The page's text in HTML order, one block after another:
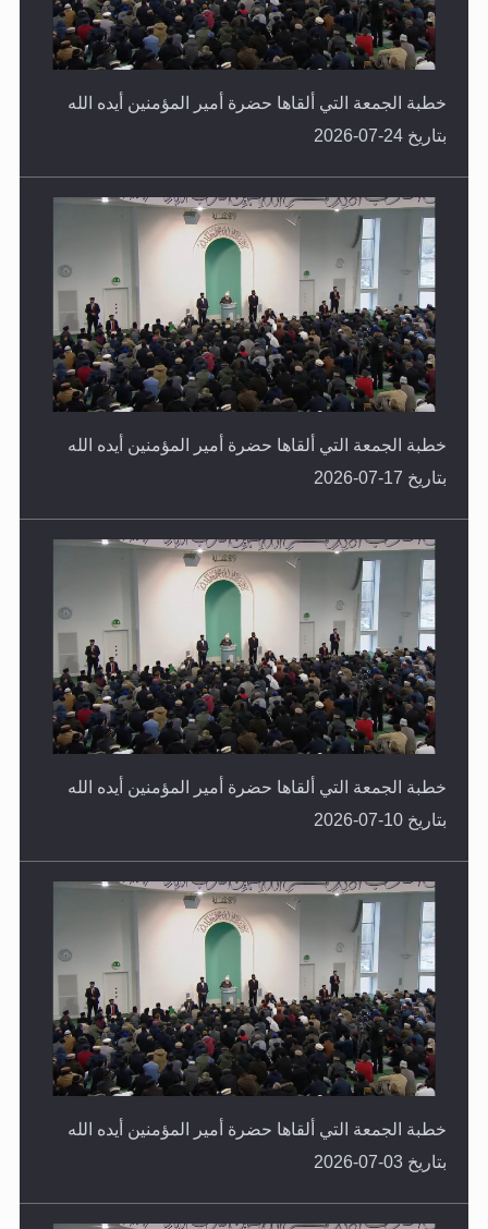
خطبة الجمعة التي ألقاها حضرة أمير المؤمنين أيده الله
بتاريخ 24-07-2026
خطبة الجمعة التي ألقاها حضرة أمير المؤمنين أيده الله
بتاريخ 17-07-2026
خطبة الجمعة التي ألقاها حضرة أمير المؤمنين أيده الله
بتاريخ 10-07-2026
خطبة الجمعة التي ألقاها حضرة أمير المؤمنين أيده الله
بتاريخ 03-07-2026